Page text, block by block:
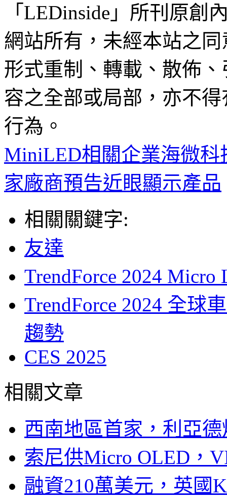
「LEDinside」所刊原創
網站所有，未經本站之
形式重制、轉載、散佈
容之全部或局部，亦不
行為。
MiniLED相關企業海微科
家廠商預告近眼顯示產品
相關關鍵字:
友達
TrendForce 2024
TrendForce 2024 全球
趨勢
CES 2025
相關文章
西南地區首家，利亞
索尼供Micro OLED，
融資210萬美元，英國